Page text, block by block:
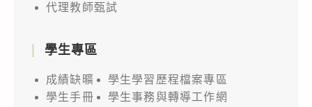
代理教師甄試
學生專區
成績缺曠
學生學習歷程檔案專區
學生手冊
學生事務與轉導工作網